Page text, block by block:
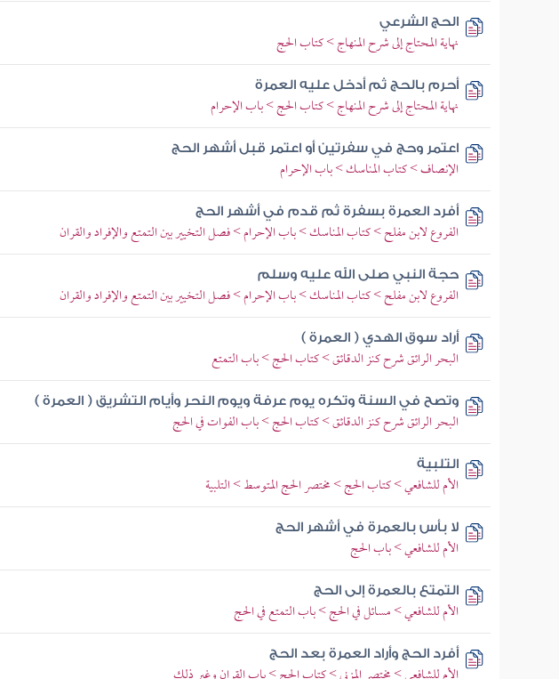
الحج الشرعي
نهاية المحتاج إلى شرح المنهاج > كتاب الحج
أحرم بالحج ثم أدخل عليه العمرة
نهاية المحتاج إلى شرح المنهاج > كتاب الحج > باب الإحرام
اعتمر وحج في سفرتين أو اعتمر قبل أشهر الحج
الإنصاف > كتاب المناسك > باب الإحرام
أفرد العمرة بسفرة ثم قدم في أشهر الحج
الفروع لابن مفلح > كتاب المناسك > باب الإحرام > فصل التخيير بين التمتع والإفراد والقران
حجة النبي صلى الله عليه وسلم
الفروع لابن مفلح > كتاب المناسك > باب الإحرام > فصل التخيير بين التمتع والإفراد والقران
أراد سوق الهدي ( العمرة )
البحر الرائق شرح كنز الدقائق > كتاب الحج > باب التمتع
وتصح في السنة وتكره يوم عرفة ويوم النحر وأيام التشريق ( العمرة )
البحر الرائق شرح كنز الدقائق > كتاب الحج > باب الفوات في الحج
التلبية
الأم للشافعي > كتاب الحج > مختصر الحج المتوسط > التلبية
لا بأس بالعمرة في أشهر الحج
الأم للشافعي > باب الحج
التمتع بالعمرة إلى الحج
الأم للشافعي > مسائل في الحج > باب التمتع في الحج
أفرد الحج وأراد العمرة بعد الحج